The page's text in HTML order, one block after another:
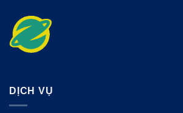
DỊCH VỤ